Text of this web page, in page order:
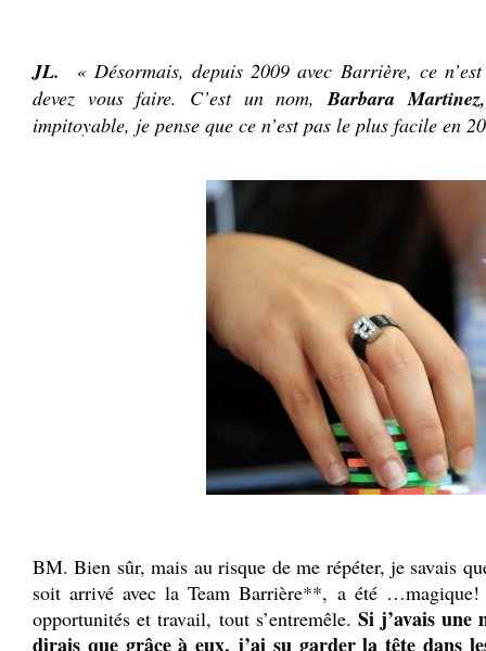
JL. « Désormais, depuis 2009 avec Barrière, ce
devez vous faire. C’est un nom,Barbara Martinez,
impitoyable, je pense que ce n’est pas le plus facile en
BM. Bien sûr, mais au risque de me répéter, je savais
soit arrivé avec la Team Barrière**, a été …magique!
opportunités et travail, tout s’entremêle. Si j’avais une
dirais que grâce à eux, j’ai su garder la tête dans